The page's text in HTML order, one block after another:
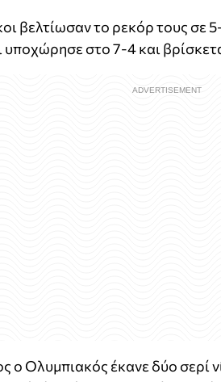
βελτίωσαν το ρεκόρ τους σε
στο 7-4 και
ο Ολυμπιακός έκανε δύο σερί